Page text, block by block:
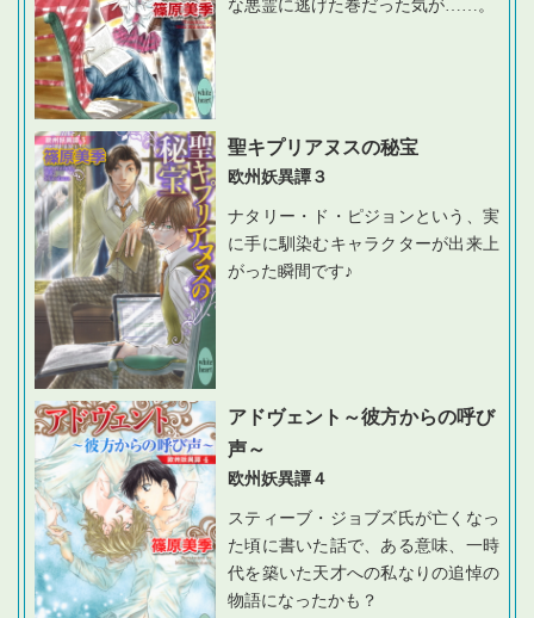
な悪霊に逃げた巻だった気が……。
聖キプリアヌスの秘宝
欧州妖異譚３
ナタリー・ド・ピジョンという、実
に手に馴染むキャラクターが出来上
がった瞬間です♪
アドヴェント～彼方からの呼び
声～
欧州妖異譚４
スティーブ・ジョブズ氏が亡くなっ
た頃に書いた話で、ある意味、一時
代を築いた天才への私なりの追悼の
物語になったかも？